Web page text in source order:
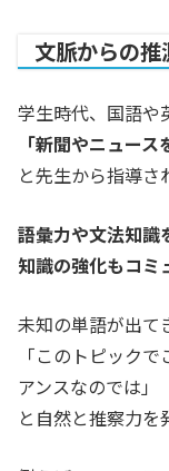
文脈からの
学生時代、国語や
「新聞やニュー
と先生から指導さ
語彙力や文法知識
知識の強化もコミ
未知の単語が出て
「このトピック
アンスなのでは」
と自然と推察力を